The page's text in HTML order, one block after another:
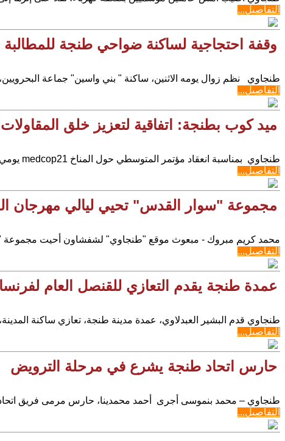
التفاصيل...
وقفة احتجاجية لساكنة ضواحي طنجة للمطالبة
طنجاوي نظم زوال يومه الاثنين، ساكنة " بني واسين" جماعة
التفاصيل...
ميد كوب بطنجة: اتفاقية لتعزيز خلق
طنجاوي بمناسبة انعقاد مؤتمر المتوسطي حول المناخ medcop21 يومي 18 19 يوليوز 2016 بمدينة طنحة، و في إطار تعزيز
التفاصيل...
مجموعة "سوار القدس" تحيي ليالي مهرجان
محمد كريم مبروك - مبعوث موقع "طنجاوي" لشفشاون أحيت مجموعة
التفاصيل...
عمدة طنجة يقدم التعازي للقنصل العام لفرنسا
طنجاوي قدم البشير العبدلاوي، عمدة مدينة طنجة، تعازي ساكنة
التفاصيل...
حارس اتحاد طنجة يشرع في مرحلة الترويض
طنجاوي – محمد بنموسى أجرى أحمد محمدينا، حارس مرمى فريق
التفاصيل...